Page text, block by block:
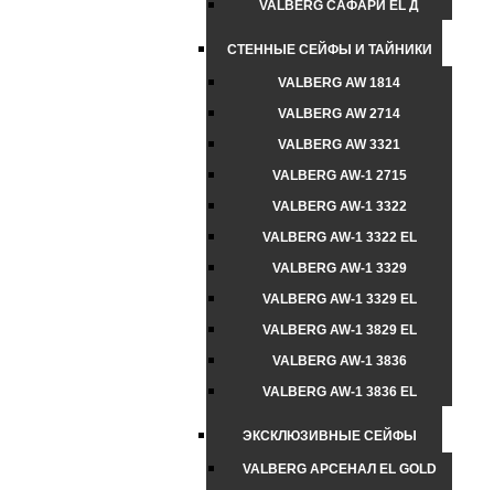
VALBERG САФАРИ EL Д
СТЕННЫЕ СЕЙФЫ И ТАЙНИКИ
VALBERG AW 1814
VALBERG AW 2714
VALBERG AW 3321
VALBERG AW-1 2715
VALBERG AW-1 3322
VALBERG AW-1 3322 EL
VALBERG AW-1 3329
VALBERG AW-1 3329 EL
VALBERG AW-1 3829 EL
VALBERG AW-1 3836
VALBERG AW-1 3836 EL
ЭКСКЛЮЗИВНЫЕ СЕЙФЫ
VALBERG АРСЕНАЛ EL GOLD